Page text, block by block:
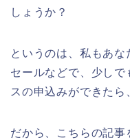
しょうか？
というのは、私もあな
セールなどで、少し
スの申込みができたら
だから、こちらの記